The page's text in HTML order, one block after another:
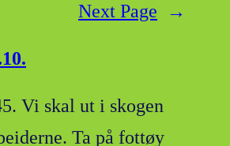
Next Page
→
Vi skal ut i skogen
Ta på fottøy